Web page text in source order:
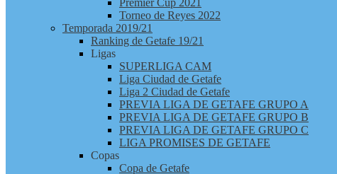
Premier Cup 2021
Torneo de Reyes 2022
Temporada 2019/21
Ranking de Getafe 19/21
Ligas
SUPERLIGA CAM
Liga Ciudad de Getafe
Liga 2 Ciudad de Getafe
PREVIA LIGA DE GETAFE GRUPO A
PREVIA LIGA DE GETAFE GRUPO B
PREVIA LIGA DE GETAFE GRUPO C
LIGA PROMISES DE GETAFE
Copas
Copa de Getafe